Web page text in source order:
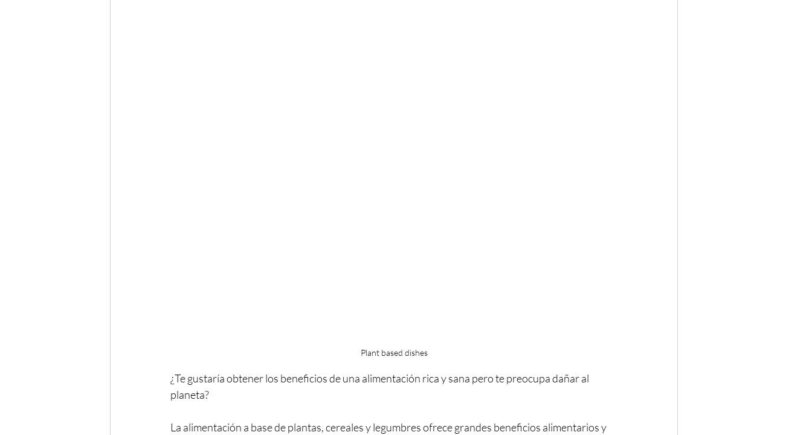
Plant based dishes
¿Te gustaría obtener los beneficios de una alimentación rica y sana pero te preocupa dañar al
planeta?
La alimentación a base de plantas, cereales y legumbres ofrece grandes beneficios alimentarios y